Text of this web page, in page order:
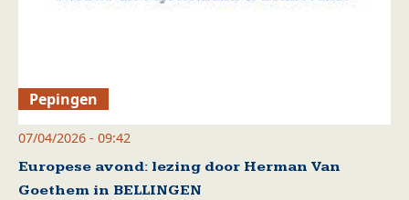
Pepingen
07/04/2026 - 09:42
Europese avond: lezing door Herman Van
Goethem in BELLINGEN